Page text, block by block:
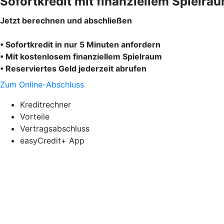
Jetzt berechnen und abschließen
• Sofortkredit in nur 5 Minuten anfordern
• Mit kostenlosem finanziellem Spielraum
• Reserviertes Geld jederzeit abrufen
Zum Online-Abschluss
Kreditrechner
Vorteile
Vertragsabschluss
easyCredit+ App